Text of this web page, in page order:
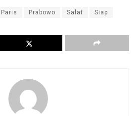
Paris Prabowo Salat Siap